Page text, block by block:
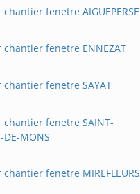
fenetre AIGUEPERSE
chantier fenetre ENNEZAT
chantier fenetre SAYAT
chantier fenetre SAINT-
DE-MONS
fenetre MIREFLEURS